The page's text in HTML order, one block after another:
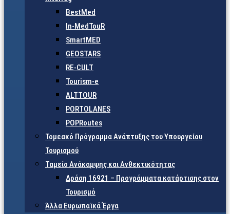
BestMed
In-MedTouR
SmartMED
GEOSTARS
RE-CULT
Tourism-e
ALTTOUR
PORTOLANES
POPRoutes
Τομεακό Πρόγραμμα Ανάπτυξης του Υπουργείου
Τουρισμού
Ταμείο Ανάκαμψης και Ανθεκτικότητας
Δράση 16921 – Προγράμματα κατάρτισης στον
Τουρισμό
Άλλα Ευρωπαϊκά Έργα